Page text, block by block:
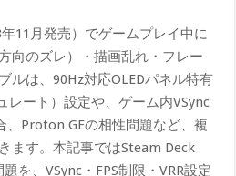
11月発売）でゲームプレイ中に
向のズレ）・描画乱れ・フレー
ルは、90Hz対応OLEDパネル特有
レート）設定や、ゲーム内VSync
Proton GEの相性問題など、複
ます。本記事ではSteam Deck
を、VSync・FPS制限・VRR設定